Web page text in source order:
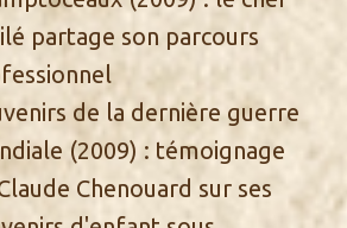
partage son parcours
de la dernière guerre
(2009) : témoignage
Chenouard sur ses